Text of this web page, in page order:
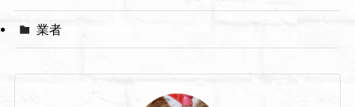
業者